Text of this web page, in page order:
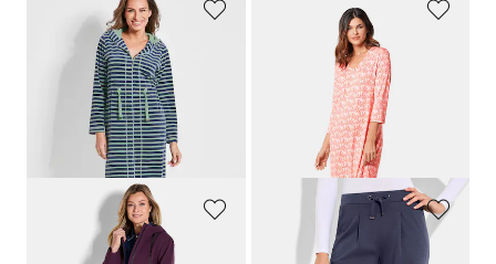
Nicky badjas met ritssluiting
119,95 €
Laagste prijs van de afgelopen 30
dagen**: 83,97 € (-14%)
Nachthemd met 3/4-mouwen
69,95 €
Laagste prijs van de afgelopen 30
dagen**: 69,95 € (-10%)
GOLDNER